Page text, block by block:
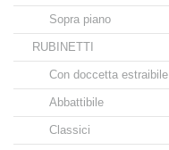
Sopra piano
RUBINETTI
Con doccetta estraibile
Abbattibile
Classici